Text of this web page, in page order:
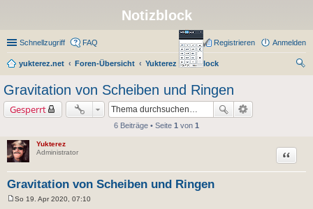
Notizblock
Schnellzugriff FAQ Anmelden
Registrieren
yukterez.net Foren-Übersicht
Yukterez Notizblock
Gravitation von Scheiben und Ringen
Gesperrt
6 Beiträge • Seite 1 von 1
Yukterez
Administrator
Gravitation von Scheiben und Ringen
Zitat
So 19. Apr 2020, 07:10